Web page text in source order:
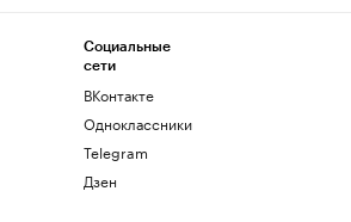
Социальные
сети
ВКонтакте
Одноклассники
Telegram
Дзен